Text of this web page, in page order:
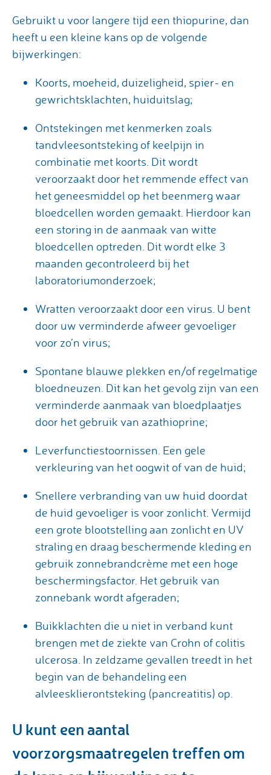
Gebruikt u voor langere tijd een thiopurine, dan
heeft u een kleine kans op de volgende
bijwerkingen:
Koorts, moeheid, duizeligheid, spier- en
gewrichtsklachten, huiduitslag;
Ontstekingen met kenmerken zoals
tandvleesontsteking of keelpijn in
combinatie met koorts. Dit wordt
veroorzaakt door het remmende effect van
het geneesmiddel op het beenmerg waar
bloedcellen worden gemaakt. Hierdoor kan
een storing in de aanmaak van witte
bloedcellen optreden. Dit wordt elke 3
maanden gecontroleerd bij het
laboratoriumonderzoek;
Wratten veroorzaakt door een virus. U bent
door uw verminderde afweer gevoeliger
voor zo’n virus;
Spontane blauwe plekken en/of regelmatige
bloedneuzen. Dit kan het gevolg zijn van een
verminderde aanmaak van bloedplaatjes
door het gebruik van azathioprine;
Leverfunctiestoornissen. Een gele
verkleuring van het oogwit of van de huid;
Snellere verbranding van uw huid doordat
de huid gevoeliger is voor zonlicht. Vermijd
een grote blootstelling aan zonlicht en UV
straling en draag beschermende kleding en
gebruik zonnebrandcrème met een hoge
beschermingsfactor. Het gebruik van
zonnebank wordt afgeraden;
Buikklachten die u niet in verband kunt
brengen met de ziekte van Crohn of colitis
ulcerosa. In zeldzame gevallen treedt in het
begin van de behandeling een
alvleesklierontsteking (pancreatitis) op.
U kunt een aantal
voorzorgsmaatregelen treffen om